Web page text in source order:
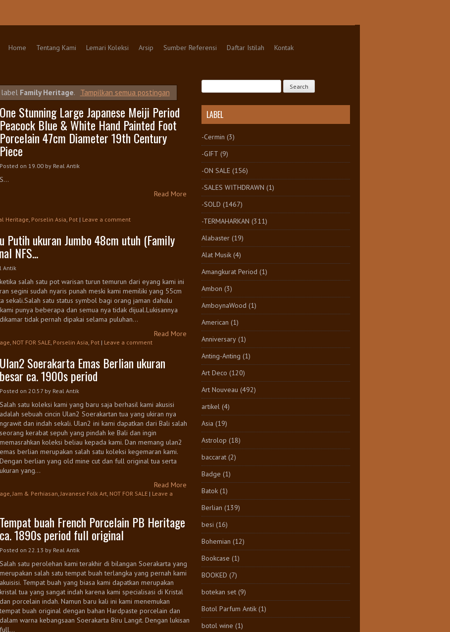
Home
Tentang Kami Lemari Koleksi Arsip Sumber Referensi Daftar Istilah Kontak
label Family Heritage. Tampilkan semua postingan
One Stunning Large Japanese Meiji Period
Peacock Blue & White Hand Painted Foot
Porcelain 47cm Diameter 19th Century
Piece
Posted on 19.00 by Real Antik
S...
Read More
Heritage, Porselin Asia, Pot | Leave a comment
Putih ukuran Jumbo 48cm utuh (Family
NFS...
Antik
salah satu pot warisan turun temurun dari eyang kami ini
segini sudah nyaris punah meski kami memiliki yang 55cm
sekali.Salah satu status symbol bagi orang jaman dahulu
punya beberapa dan semua nya tidak dijual.Lukisannya
tidak pernah dipakai selama puluhan...
Read More
, NOT FOR SALE, Porselin Asia, Pot | Leave a comment
Ulan2 Soerakarta Emas Berlian ukuran
besar ca. 1900s period
Posted on 20.57 by Real Antik
Salah satu koleksi kami yang baru saja berhasil kami akusisi
adalah sebuah cincin Ulan2 Soerakartan tua yang ukiran nya
ngrawit dan indah sekali. Ulan2 ini kami dapatkan dari Bali salah
seorang kerabat sepuh yang pindah ke Bali dan ingin
memasrahkan koleksi beliau kepada kami. Dan memang ulan2
emas berlian merupakan salah satu koleksi kegemaran kami.
Dengan berlian yang old mine cut dan full original tua serta
ukuran yang...
Read More
,Jam & Perhiasan,Javanese Folk Art, NOT FOR SALE | Leave a
Tempat buah French Porcelain PB Heritage
ca. 1890s period full original
Posted on 22.13 by Real Antik
Salah satu perolehan kami terakhir di bilangan Soerakarta yang
merupakan salah satu tempat buah terlangka yang pernah kami
akuisisi. Tempat buah yang biasa kami dapatkan merupakan
kristal tua yang sangat indah karena kami specialisasi di Kristal
dan porcelain indah. Namun baru kali ini kami menemukan
tempat buah original dengan bahan Hardpaste porcelain dan
dalam warna kebangsaan Soerakarta Biru Langit. Dengan lukisan
full...
LABEL
-Cermin (3)
-GIFT (9)
-ON SALE (156)
-SALES WITHDRAWN (1)
-SOLD (1467)
-TERMAHARKAN (311)
Alabaster (19)
Alat Musik (4)
Amangkurat Period (1)
Ambon (3)
AmboynaWood (1)
American (1)
Anniversary (1)
Anting-Anting (1)
Art Deco (120)
Art Nouveau (492)
artikel (4)
Asia (19)
Astrolop (18)
baccarat (2)
Badge (1)
Batok (1)
Berlian (139)
besi (16)
Bohemian (12)
Bookcase (1)
BOOKED (7)
botekan set (9)
Botol Parfum Antik (1)
botol wine (1)